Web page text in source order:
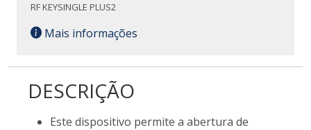
RF KEYSINGLE PLUS2
Mais informações
DESCRIÇÃO
Este dispositivo permite a abertura de